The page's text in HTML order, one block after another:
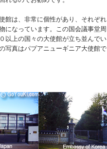
館は、非常に個性があり、それぞれ
になっています。この国会議事堂周
以上の国々の大使館が立ち並んでい
写真はパプアニューギニア大使館で